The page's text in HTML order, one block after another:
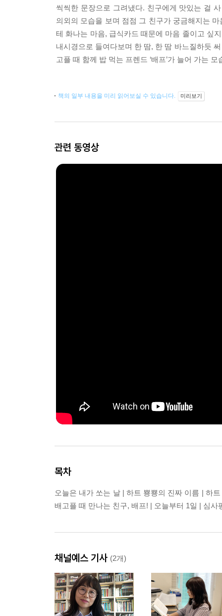
씩씩한 문장으로 그려냈다. 친구에게 맛있는 걸
의외의 모습을 보며 점점 그 친구가 궁금해지는
테 화나는 마음, 급식카드 때문에 마음 졸이고 싶
내시경으로 들여다보며 한 땀, 한 땀 바느질하듯
고플 때 함께 밥 먹는 프렌드 ‘배프’가 늘어 가는 모
책의 일부 내용을 미리 읽어보실 수 있습니다. 미리보기
관련 동영상
목차
오늘은 내가 쏘는 날 | 하트 뿅뿅의 진짜 이름 | 하
배고플 때 만나는 친구, 배프! | 오늘부터 1일 | 심사
채널예스 기사 (2개)